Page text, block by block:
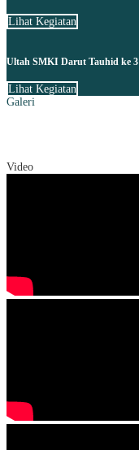
Lihat Kegiatan
Ultah SMKI Darut Tauhid ke 3
Lihat Kegiatan
Galeri
Video